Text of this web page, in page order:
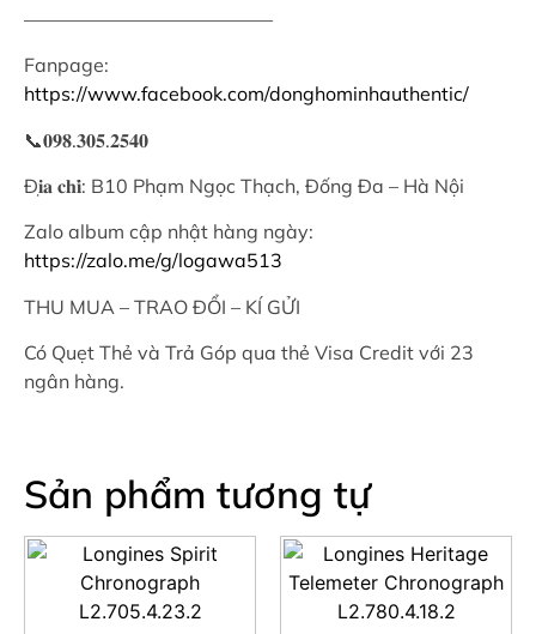
—————————————
Fanpage:
https://www.facebook.com/donghominhauthentic/
📞𝟎𝟗𝟖.𝟑𝟎𝟓.𝟐𝟓𝟒𝟎
Đ𝐢̣𝐚 𝐜𝐡𝐢̉: B10 Phạm Ngọc Thạch, Đống Đa – Hà Nội
Zalo album cập nhật hàng ngày:
https://zalo.me/g/logawa513
THU MUA – TRAO ĐỔI – KÍ GỬI
Có Quẹt Thẻ và Trả Góp qua thẻ Visa Credit với 23
ngân hàng.
Sản phẩm tương tự